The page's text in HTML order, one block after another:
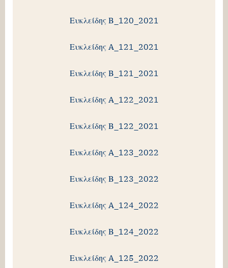
Ευκλείδης Β_120_2021
Ευκλείδης A_121_2021
Ευκλείδης Β_121_2021
Ευκλείδης A_122_2021
Ευκλείδης Β_122_2021
Ευκλείδης A_123_2022
Ευκλείδης Β_123_2022
Ευκλείδης A_124_2022
Ευκλείδης Β_124_2022
Ευκλείδης A_125_2022